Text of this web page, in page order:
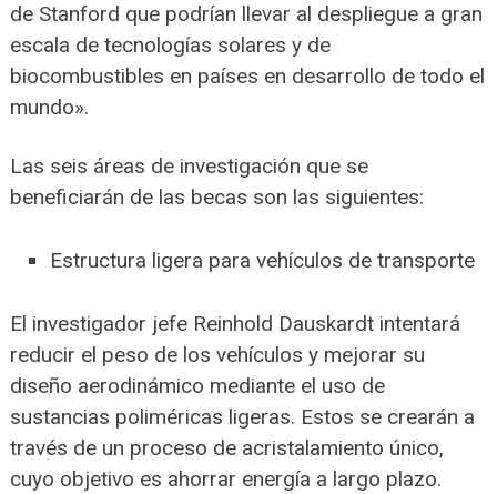
de Stanford que podrían llevar al despliegue a gran
escala de tecnologías solares y de
biocombustibles en países en desarrollo de todo el
mundo».
Las seis áreas de investigación que se
beneficiarán de las becas son las siguientes:
Estructura ligera para vehículos de transporte
El investigador jefe Reinhold Dauskardt intentará
reducir el peso de los vehículos y mejorar su
diseño aerodinámico mediante el uso de
sustancias poliméricas ligeras. Estos se crearán a
través de un proceso de acristalamiento único,
cuyo objetivo es ahorrar energía a largo plazo.